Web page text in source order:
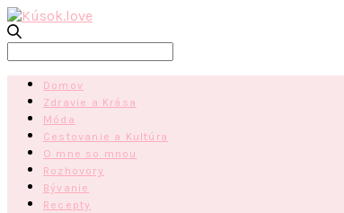
Domov
Zdravie a Krása
Móda
Cestovanie a Kultúra
O mne so mnou
Rozhovory
Bývanie
Recepty